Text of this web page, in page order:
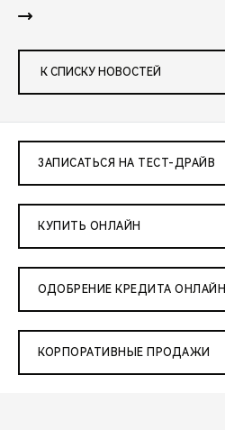
К СПИСКУ НОВОСТЕЙ
ЗАПИСАТЬСЯ НА ТЕСТ-ДРАЙВ
КУПИТЬ ОНЛАЙН
ОДОБРЕНИЕ КРЕДИТА ОНЛАЙН
КОРПОРАТИВНЫЕ ПРОДАЖИ